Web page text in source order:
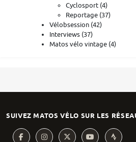
Cyclosport (4)
Reportage (37)
Vélobsession (42)
Interviews (37)
Matos vélo vintage (4)
SUIVEZ MATOS VÉLO SUR LES